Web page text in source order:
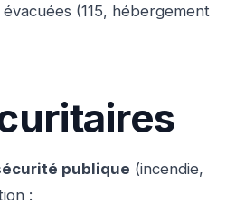
(115, hébergement
publique (incendie,
: